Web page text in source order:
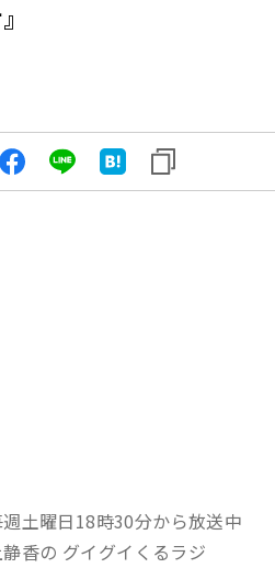
土曜日18時30分から放送中
香の グイグイくるラジ